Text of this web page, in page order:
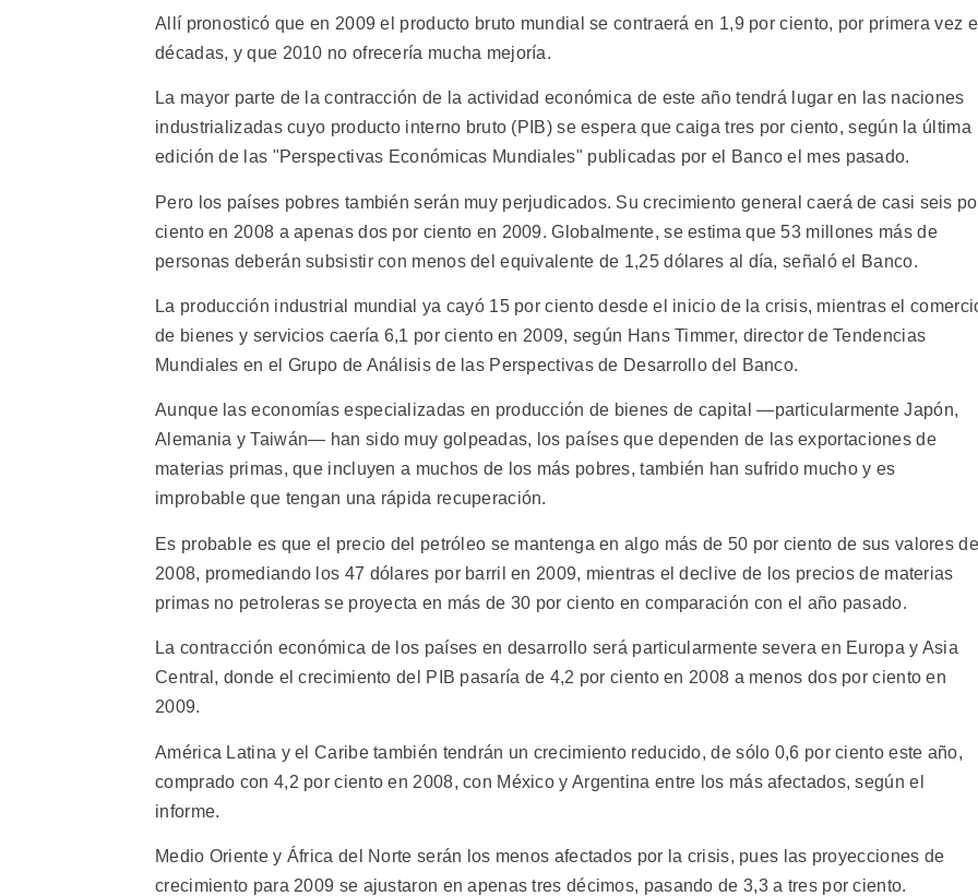
Allí pronosticó que en 2009 el producto bruto mundial se contraerá en 1,9 por ciento, por primera vez
décadas, y que 2010 no ofrecería mucha mejoría.
La mayor parte de la contracción de la actividad económica de este año tendrá lugar en las naciones
industrializadas cuyo producto interno bruto (PIB) se espera que caiga tres por ciento, según la última
edición de las "Perspectivas Económicas Mundiales" publicadas por el Banco el mes pasado.
Pero los países pobres también serán muy perjudicados. Su crecimiento general caerá de casi seis
ciento en 2008 a apenas dos por ciento en 2009. Globalmente, se estima que 53 millones más de
personas deberán subsistir con menos del equivalente de 1,25 dólares al día, señaló el Banco.
La producción industrial mundial ya cayó 15 por ciento desde el inicio de la crisis, mientras el
de bienes y servicios caería 6,1 por ciento en 2009, según Hans Timmer, director de Tendencias
Mundiales en el Grupo de Análisis de las Perspectivas de Desarrollo del Banco.
Aunque las economías especializadas en producción de bienes de capital —particularmente Japón,
Alemania y Taiwán— han sido muy golpeadas, los países que dependen de las exportaciones de
materias primas, que incluyen a muchos de los más pobres, también han sufrido mucho y es
improbable que tengan una rápida recuperación.
Es probable es que el precio del petróleo se mantenga en algo más de 50 por ciento de sus valores de
2008, promediando los 47 dólares por barril en 2009, mientras el declive de los precios de materias
primas no petroleras se proyecta en más de 30 por ciento en comparación con el año pasado.
La contracción económica de los países en desarrollo será particularmente severa en Europa y Asia
Central, donde el crecimiento del PIB pasaría de 4,2 por ciento en 2008 a menos dos por ciento en
2009.
América Latina y el Caribe también tendrán un crecimiento reducido, de sólo 0,6 por ciento este año,
comprado con 4,2 por ciento en 2008, con México y Argentina entre los más afectados, según el
informe.
Medio Oriente y África del Norte serán los menos afectados por la crisis, pues las proyecciones de
crecimiento para 2009 se ajustaron en apenas tres décimos, pasando de 3,3 a tres por ciento.